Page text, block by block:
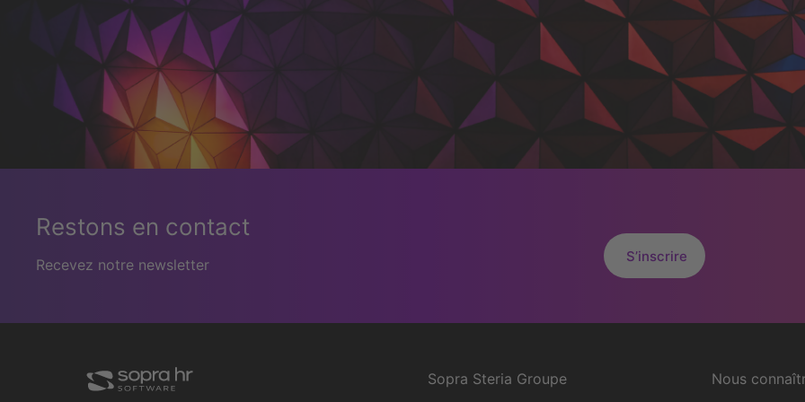
Restons en contact
Recevez notre newsletter S’inscrire
Sopra Steria Groupe Nous